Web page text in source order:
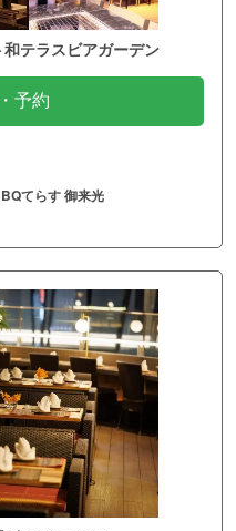
テラスビアガーデン
予約
てらす 御来光